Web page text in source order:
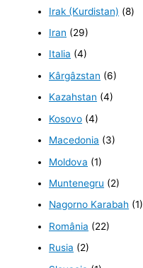
Irak (Kurdistan) (8)
Iran (29)
Italia (4)
Kârgâzstan (6)
Kazahstan (4)
Kosovo (4)
Macedonia (3)
Moldova (1)
Muntenegru (2)
Nagorno Karabah (1)
România (22)
Rusia (2)